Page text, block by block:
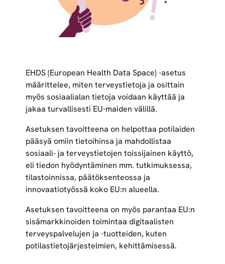
EHDS (European Health Data Space) -asetus
määrittelee, miten terveystietoja ja osittain
myös sosiaalialan tietoja voidaan käyttää ja
jakaa turvallisesti EU-maiden välillä.
Asetuksen tavoitteena on helpottaa potilaiden
pääsyä omiin tietoihinsa ja mahdollistaa
sosiaali- ja terveystietojen toissijainen käyttö,
eli tiedon hyödyntäminen mm. tutkimuksessa,
tilastoinnissa, päätöksenteossa ja
innovaatiotyössä koko EU:n alueella.
Asetuksen tavoitteena on myös parantaa EU:n
sisämarkkinoiden toimintaa digitaalisten
terveyspalvelujen ja -tuotteiden, kuten
potilastietojärjestelmien, kehittämisessä.